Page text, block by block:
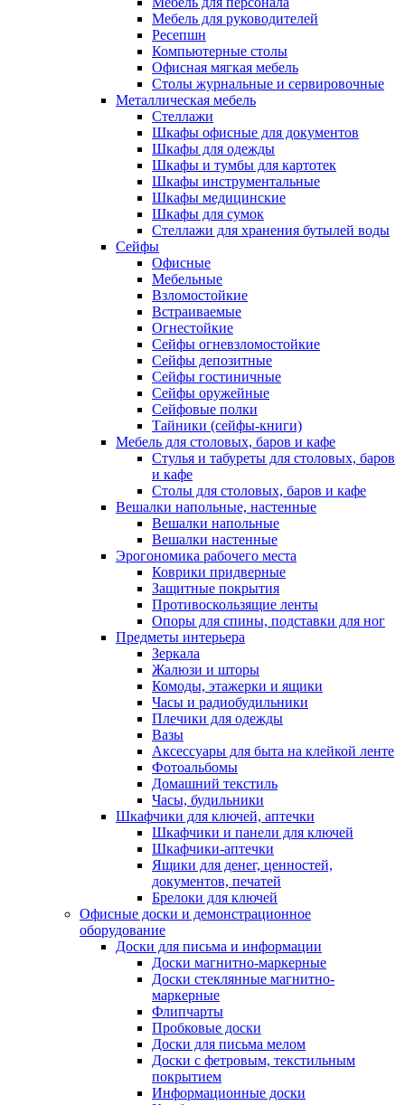
Мебель для руководителей
Ресепшн
Компьютерные столы
Офисная мягкая мебель
Столы журнальные и сервировочные
Металлическая мебель
Стеллажи
Шкафы офисные для документов
Шкафы для одежды
Шкафы и тумбы для картотек
Шкафы инструментальные
Шкафы медицинские
Шкафы для сумок
Стеллажи для хранения бутылей воды
Сейфы
Офисные
Мебельные
Взломостойкие
Встраиваемые
Огнестойкие
Сейфы огневзломостойкие
Сейфы депозитные
Сейфы гостиничные
Сейфы оружейные
Сейфовые полки
Тайники (сейфы-книги)
Мебель для столовых, баров и кафе
Стулья и табуреты для столовых, баров
и кафе
Столы для столовых, баров и кафе
Вешалки напольные, настенные
Вешалки напольные
Вешалки настенные
Эрогономика рабочего места
Коврики придверные
Защитные покрытия
Противоскользящие ленты
Опоры для спины, подставки для ног
Предметы интерьера
Зеркала
Жалюзи и шторы
Комоды, этажерки и ящики
Часы и радиобудильники
Плечики для одежды
Вазы
Аксессуары для быта на клейкой ленте
Фотоальбомы
Домашний текстиль
Часы, будильники
Шкафчики для ключей, аптечки
Шкафчики и панели для ключей
Шкафчики-аптечки
Ящики для денег, ценностей,
документов, печатей
Брелоки для ключей
Офисные доски и демонстрационное
оборудование
Доски для письма и информации
Доски магнитно-маркерные
Доски стеклянные магнитно-
маркерные
Флипчарты
Пробковые доски
Доски для письма мелом
Доски с фетровым, текстильным
покрытием
Информационные доски